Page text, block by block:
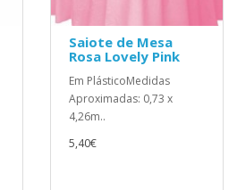
Saiote de Mesa
Rosa Lovely Pink
Em PlásticoMedidas
Aproximadas: 0,73 x
4,26m..
5,40€